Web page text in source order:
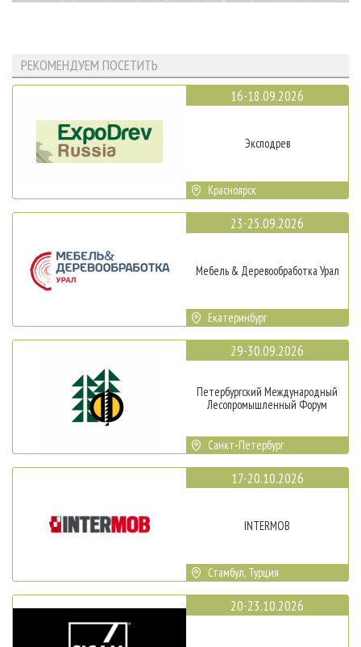
РЕКОМЕНДУЕМ ПОСЕТИТЬ
16-18.09.2026
Эксподрев
Красноярск
23-25.09.2026
Мебель & Деревообработка Урал
Екатеринбург
29-30.09.2026
Петербургский Международный
Лесопромышленный Форум
Санкт-Петербург
17-20.10.2026
INTERMOB
Стамбул, Турция
20-23.10.2026